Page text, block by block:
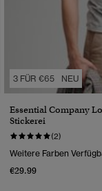
3 FÜR €65 NEU
Essential Company
Stickerei
(2)
Weitere Farben
€29.99